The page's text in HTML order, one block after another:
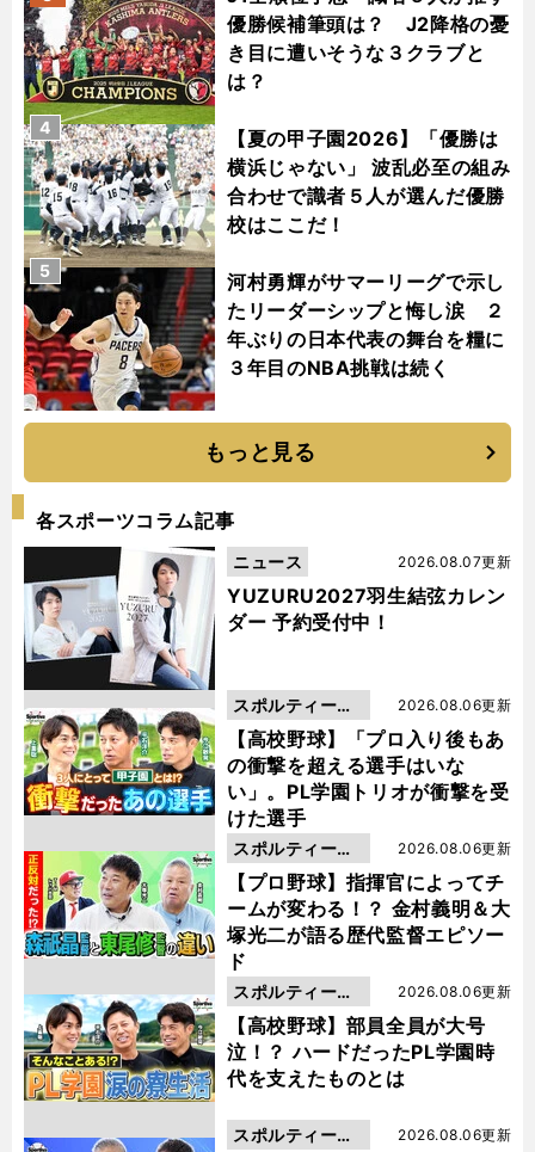
優勝候補筆頭は？ J2降格の憂
き目に遭いそうな３クラブと
は？
【夏の甲子園2026】「優勝は
横浜じゃない」 波乱必至の組み
合わせで識者５人が選んだ優勝
校はここだ！
4
河村勇輝がサマーリーグで示し
たリーダーシップと悔し涙 ２
年ぶりの日本代表の舞台を糧に
３年目のNBA挑戦は続く
5
もっと見る
各スポーツコラム記事
YUZURU2027羽生結弦カレン
ダー 予約受付中！
2026.08.07更新
ニュース
【高校野球】「プロ入り後もあ
の衝撃を超える選手はいな
い」。PL学園トリオが衝撃を受
けた選手
2026.08.06更新
スポルティーバ
動画
【プロ野球】指揮官によってチ
ームが変わる！？ 金村義明＆大
塚光二が語る歴代監督エピソー
ド
2026.08.06更新
スポルティーバ
動画
【高校野球】部員全員が大号
泣！？ ハードだったPL学園時
代を支えたものとは
2026.08.06更新
スポルティーバ
動画
2026.08.06更新
スポルティーバ